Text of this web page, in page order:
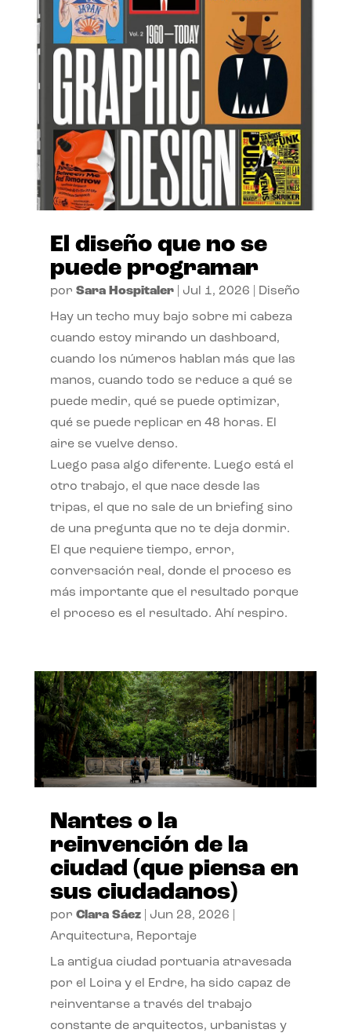
El diseño que no se
puede programar
por Sara Hospitaler| Jul 1, 2026 Diseño
Hay un techo muy bajo sobre mi cabeza
cuando estoy mirando un dashboard,
cuando los números hablan más que las
manos, cuando todo se reduce a qué se
puede medir, qué se puede optimizar,
qué se puede replicar en 48 horas. El
aire se vuelve denso.
Luego pasa algo diferente. Luego está el
otro trabajo, el que nace desde las
tripas, el que no sale de un briefing sino
de una pregunta que no te deja dormir.
El que requiere tiempo, error,
conversación real, donde el proceso es
más importante que el resultado porque
el proceso es el resultado. Ahí respiro.
Nantes o la
reinvención de la
ciudad (que piensa en
sus ciudadanos)
por Clara Sáez| Jun 28, 2026
Arquitectura, Reportaje
La antigua ciudad portuaria atravesada
por el Loira y el Erdre, ha sido capaz de
reinventarse a través del trabajo
constante de arquitectos, urbanistas y